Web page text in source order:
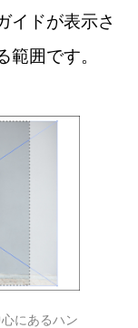
イドが表示さ
囲です。
にあるハン